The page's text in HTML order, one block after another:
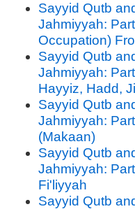
Sayyid Qutb
Jahmiyyah:
Occupation)
Sayyid Qutb
Jahmiyyah:
Hayyiz, Hadd,
Sayyid Qutb
Jahmiyyah:
(Makaan)
Sayyid Qutb
Jahmiyyah:
Fi'liyyah
Sayyid Qutb